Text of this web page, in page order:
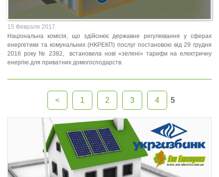
15 Февраля 2017
Національна комісія, що здійснює державне регулювання у сферах
енергетики та комунальних (НКРЕКП) послуг постановою від 29 грудня
2016 року № 2382, встановила нові «зелені» тарифи на електричну
енергію для приватних домогосподарств.
< 1 2 3 4 5